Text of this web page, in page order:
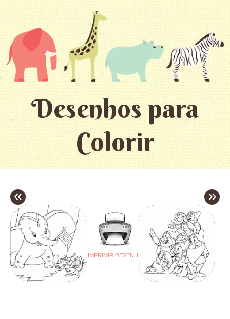
Desenhos para
Colorir
«
IMPRIMIR DESENHO
»